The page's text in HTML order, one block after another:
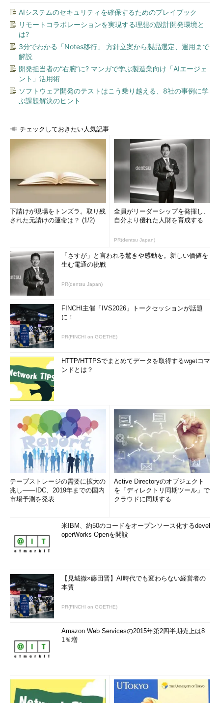
AIシステムのセキュリティを確保するためのプレイブック
リモートコラボレーションを実現する理想の設計開発環境と
は?
3分でわかる「Notes移行」 方針立案から製品選定、運用まで
解説
開発担当者の“右腕”に? マンガで学ぶ製造業向け「AIエージェ
ント」活用術
ソフトウェア開発のテストはこう乗り越える、8社の事例に学
ぶ課題解決のヒント
チェックしておきたい人気記事
下請けが現場をトンズラ。取り残
された元請けの運命は？ (1/2)
全員がリーダーシップを発揮し、
自分より優れた人財を育成する
PR(dentsu Japan)
「さすが」と言われる驚きや感動を。新しい価値を
生む電通の挑戦
PR(dentsu Japan)
FINCHI主催「IVS2026」トークセッションが話題
に！
PR(FINCHI on GOETHE)
HTTP/HTTPSでまとめてデータを取得するwgetコマ
ンドとは？
テープストレージの需要に拡大の
兆し――IDC、2019年までの国内
市場予測を発表
Active Directoryのオブジェクト
を「ディレクトリ同期ツール」で
クラウドに同期する
米IBM、約50のコードをオープンソース化するdevel
operWorks Openを開設
【見城徹×藤田晋】AI時代でも変わらない経営者の
本質
PR(FINCHI on GOETHE)
Amazon Web Servicesの2015年第2四半期売上は8
1％増